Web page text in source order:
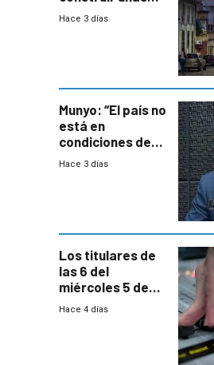
mil viviendas en
Hace 3 días
Munyo: “El país no
está en
condiciones de
enfrentar una
Hace 3 días
Los titulares de
las 6 del
miércoles 5 de
agosto de 2026
Hace 4 días